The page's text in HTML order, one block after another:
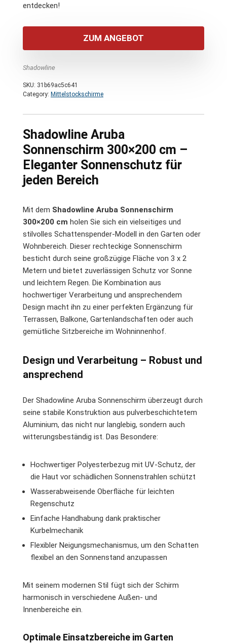
entdecken!
ZUM ANGEBOT
Shadowline
SKU: 31b69ac5c641
Category: Mittelstockschirme
Shadowline Aruba
Sonnenschirm 300×200 cm –
Eleganter Sonnenschutz für
jeden Bereich
Mit dem Shadowline Aruba Sonnenschirm
300×200 cm holen Sie sich ein vielseitiges und
stilvolles Schattenspender-Modell in den Garten oder
Wohnbereich. Dieser rechteckige Sonnenschirm
besticht durch seine großzügige Fläche von 3 x 2
Metern und bietet zuverlässigen Schutz vor Sonne
und leichtem Regen. Die Kombination aus
hochwertiger Verarbeitung und ansprechendem
Design macht ihn zu einer perfekten Ergänzung für
Terrassen, Balkone, Gartenlandschaften oder auch
gemütliche Sitzbereiche im Wohninnenhof.
Design und Verarbeitung – Robust und
ansprechend
Der Shadowline Aruba Sonnenschirm überzeugt durch
seine stabile Konstruktion aus pulverbeschichtetem
Aluminium, das nicht nur langlebig, sondern auch
witterungsbeständig ist. Das Besondere:
Hochwertiger Polyesterbezug mit UV-Schutz, der
die Haut vor schädlichen Sonnenstrahlen schützt
Wasserabweisende Oberfläche für leichten
Regenschutz
Einfache Handhabung dank praktischer
Kurbelmechanik
Flexibler Neigungsmechanismus, um den Schatten
flexibel an den Sonnenstand anzupassen
Mit seinem modernen Stil fügt sich der Schirm
harmonisch in verschiedene Außen- und
Innenbereiche ein.
Optimale Einsatzbereiche im Garten